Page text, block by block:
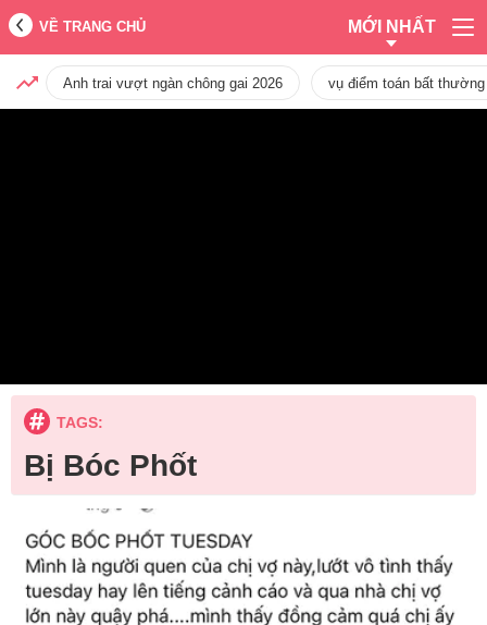
VỀ TRANG CHỦ MỚI NHẤT
Anh trai vượt ngàn chông gai 2026 vụ điểm toán bất
TAGS:
Bị Bóc Phốt